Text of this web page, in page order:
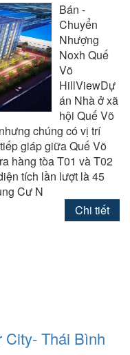
Bán -
Chuyển
Nhượng
Noxh Quế
Võ
HillViewDự
án Nhà ở xã
hội Quế Võ
chúng có vị trí
giáp giữa Quế Võ
hàng tòa T01 và T02
tích lần lượt là 45
Cư N
Chi tiết
Thái Bình